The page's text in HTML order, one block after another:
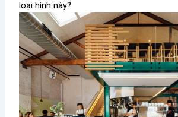
loại hình này?